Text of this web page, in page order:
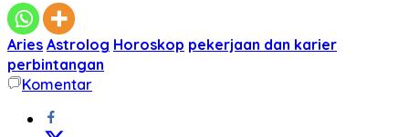
Aries Astrolog Horoskop pekerjaan dan karier
perbintangan
Komentar